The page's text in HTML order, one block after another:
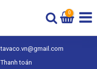
0
tavaco.vn@gmail.com
Thanh toán